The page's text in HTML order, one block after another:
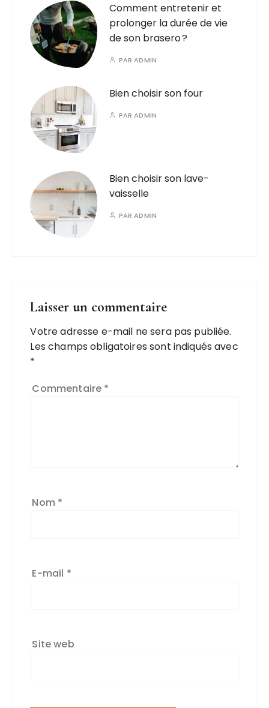
Comment entretenir et
prolonger la durée de vie
de son brasero ?
PARADMIN
Bien choisir son four
PARADMIN
Bien choisir son lave-
vaisselle
PARADMIN
Laisser un commentaire
Votre adresse e-mail ne sera pas publiée.
Les champs obligatoires sont indiqués avec
*
Commentaire *
Nom *
E-mail *
Site web